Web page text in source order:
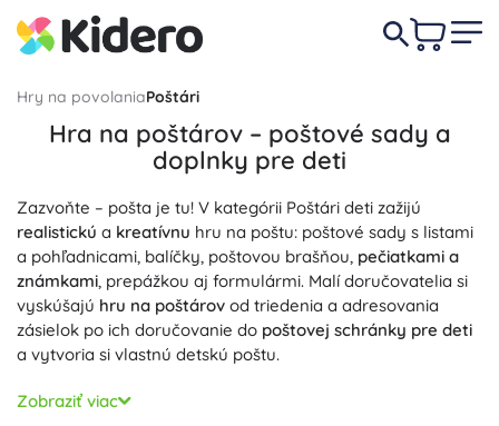
Hry na povolaniaPoštári
Hra na poštárov – poštové sady a
doplnky pre deti
Zazvoňte – pošta je tu! V kategórii Poštári deti zažijú
realistickú a kreatívnu hru na poštu: poštové sady s listami
a pohľadnicami, balíčky, poštovou brašňou, pečiatkami a
známkami, prepážkou aj formulármi. Malí doručovatelia si
vyskúšajú hru na poštárov od triedenia a adresovania
zásielok po ich doručovanie do poštovej schránky pre deti
a vytvoria si vlastnú detskú poštu.
Poštové sety sú
sociálne zručnosti, podporujú predčitateľské zručnosti
Zobraziť viac